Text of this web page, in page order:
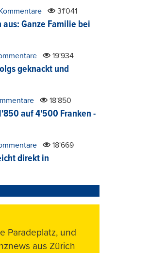
31'041
Ganze Familie bei
19'934
geknackt und
18'850
auf 4'500 Franken -
18'669
direkt in
Paradeplatz, und
aus Zürich